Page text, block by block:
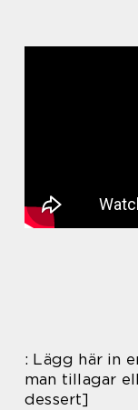
: Lägg här in
man tillagar
dessert]